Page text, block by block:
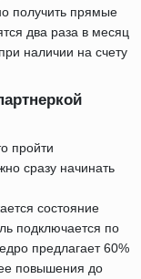
получить прямые
два раза в месяц
наличии на счету
пройти
сразу начинать
состояние
подключается по
предлагает 60%
ее повышения до